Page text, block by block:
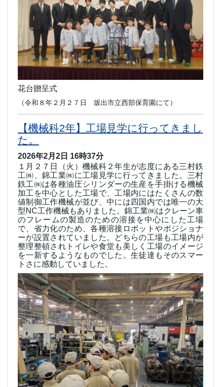
花台贈呈式
（令和８年２月２７日 坂出市立西部保育園にて）
【機械科2年】工場見学に行ってきまし
た。
2026年2月2日 16時37分
１月２７日（火）機械科２年生が志度にある三村鉄
工㈱、錦工業㈱に工場見学に行ってきました。三村
鉄工㈱は各種油圧シリンダーの生産を手掛ける機械
加工を中心とした工場で、工場内にはたくさんの数
値制御工作機械が並び、中には四国内では唯一の大
型NC工作機械もありました。錦工業㈱はクレーン車
のフレームの製造のための溶接を中心にした工場
で、省力化のため、各種溶接ロボットやポジショナ
ーが設置されていました。どちらの工場も工場内が
整理整頓されトイレや食堂も美しく工場のイメージ
を一新するようなものでした。生徒達もそのスマー
トさに感動していました。